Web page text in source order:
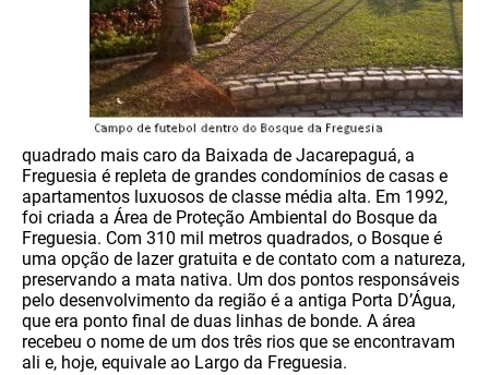
quadrado mais caro da Baixada de Jacarepaguá, a
Freguesia é repleta de grandes condomínios de casas e
apartamentos luxuosos de classe média alta. Em 1992,
foi criada a Área de Proteção Ambiental do Bosque da
Freguesia. Com 310 mil metros quadrados, o Bosque é
uma opção de lazer gratuita e de contato com a natureza,
preservando a mata nativa. Um dos pontos responsáveis
pelo desenvolvimento da região é a antiga Porta D’Água,
que era ponto final de duas linhas de bonde. A área
recebeu o nome de um dos três rios que se encontravam
ali e, hoje, equivale ao Largo da Freguesia.